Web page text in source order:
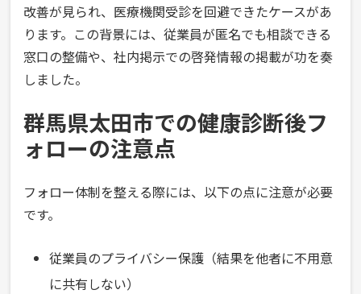
改善が見られ、医療機関受診を回避できたケースがあ
ります。この背景には、従業員が匿名でも相談できる
窓口の整備や、社内掲示での啓発情報の掲載が功を奏
しました。
群馬県太田市での健康診断後フ
ォローの注意点
フォロー体制を整える際には、以下の点に注意が必要
です。
従業員のプライバシー保護（結果を他者に不用意
に共有しない）